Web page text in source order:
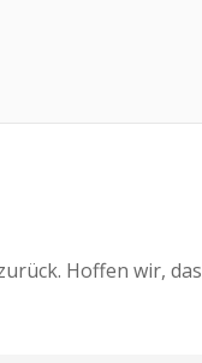
Hoffen wir,